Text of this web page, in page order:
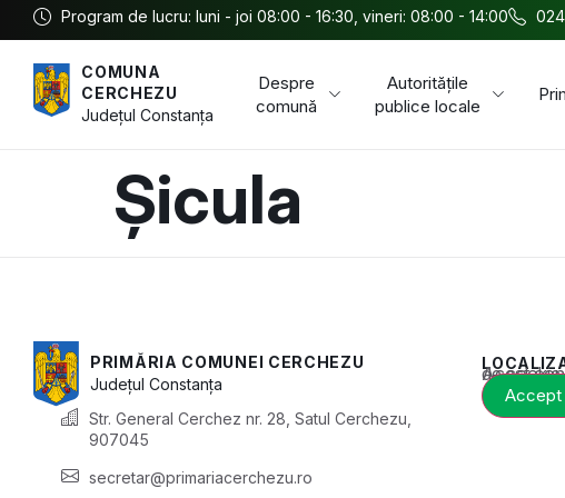
Program de lucru: luni - joi 08:00 - 16:30, vineri: 08:00 - 14:00
COMUNA
CERCHEZU
JudețulConstanța
Despre
comună
Autoritățile
publice locale
Șicula
PRIMĂRIA COMUNEI CERCHEZU
JudețulConstanța
Str. General Cerchez nr. 28, Satul Cerchezu,
907045
secretar@primariacerchezu.ro
Acest conținut este blocat până când acceptați categoria
Accept